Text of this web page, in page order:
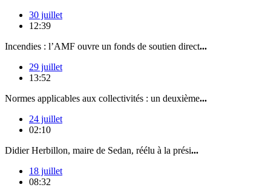
30 juillet
12:39
Incendies : l’AMF ouvre un fonds de soutien direct...
29 juillet
13:52
Normes applicables aux collectivités : un deuxième...
24 juillet
02:10
Didier Herbillon, maire de Sedan, réélu à la prési...
18 juillet
08:32